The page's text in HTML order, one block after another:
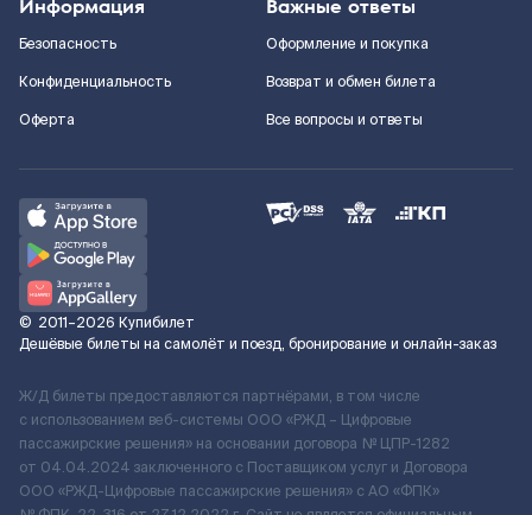
Информация
Безопасность
Конфиденциальность
Оферта
Важные ответы
Оформление и покупка
Возврат и обмен билета
Все вопросы и ответы
© 2011–2026 Купибилет
Дешёвые билеты на самолёт и поезд, бронирование и онлайн-заказ
Ж/Д билеты предоставляются партнёрами, в том числе
с использованием веб-системы ООО «РЖД – Цифровые
пассажирские решения» на основании договора № ЦПР-1282
от 04.04.2024 заключенного с Поставщиком услуг и Договора
ООО «РЖД-Цифровые пассажирские решения» c АО «ФПК»